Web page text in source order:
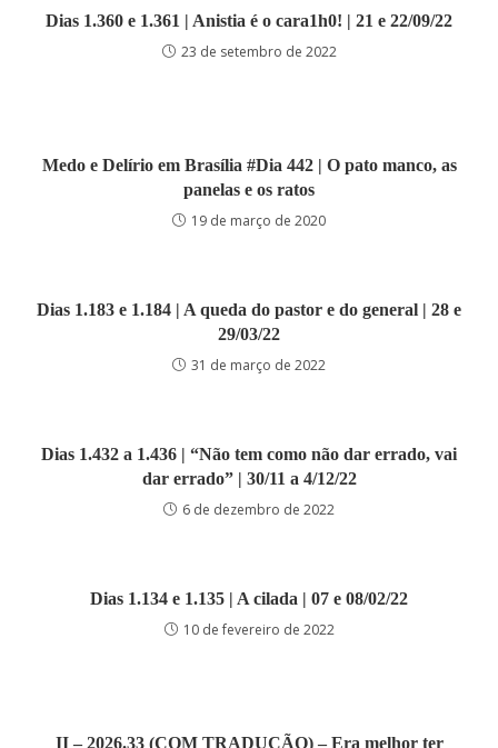
Dias 1.360 e 1.361 | Anistia é o cara1h0! | 21 e 22/09/22
23 de setembro de 2022
Medo e Delírio em Brasília #Dia 442 | O pato manco, as
panelas e os ratos
19 de março de 2020
Dias 1.183 e 1.184 | A queda do pastor e do general | 28 e
29/03/22
31 de março de 2022
Dias 1.432 a 1.436 | “Não tem como não dar errado, vai
dar errado” | 30/11 a 4/12/22
6 de dezembro de 2022
Dias 1.134 e 1.135 | A cilada | 07 e 08/02/22
10 de fevereiro de 2022
II – 2026.33 (COM TRADUÇÃO) – Era melhor ter